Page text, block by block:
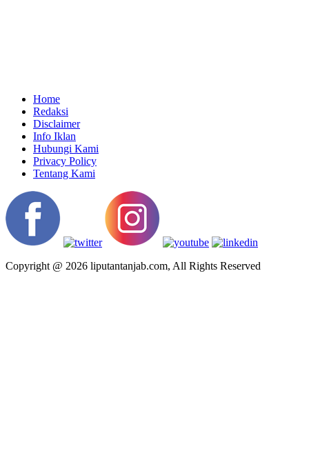
Home
Redaksi
Disclaimer
Info Iklan
Hubungi Kami
Privacy Policy
Tentang Kami
Copyright @ 2026 liputantanjab.com, All Rights Reserved